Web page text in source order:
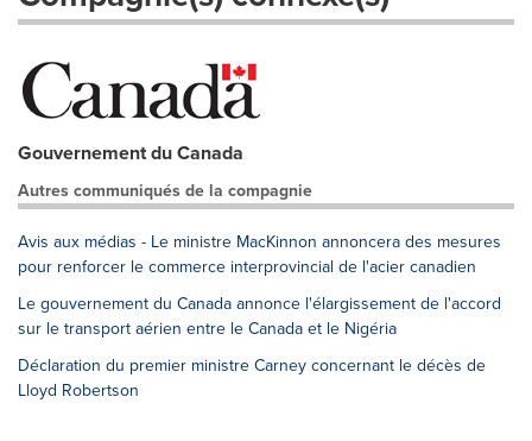
Gouvernement du Canada
Autres communiqués de la compagnie
Avis aux médias - Le ministre MacKinnon annoncera des mesures
pour renforcer le commerce interprovincial de l'acier canadien
Le gouvernement du Canada annonce l'élargissement de l'accord
sur le transport aérien entre le Canada et le Nigéria
Déclaration du premier ministre Carney concernant le décès de
Lloyd Robertson